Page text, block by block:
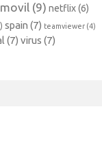
movil (9) netflix(6)
spain (7) teamviewer (4)
(7) virus (7)